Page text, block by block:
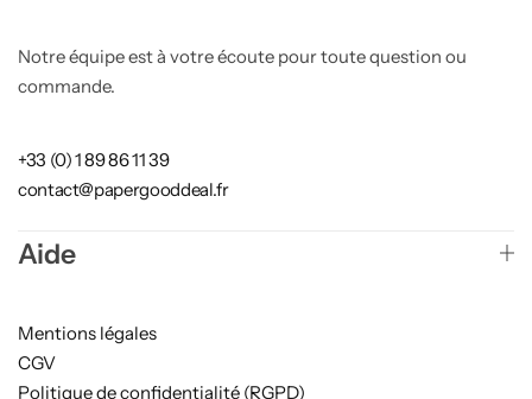
Notre équipe est à votre écoute pour toute question ou
commande.
+33 (0) 1 89 86 11 39
contact@papergooddeal.fr
Aide
Mentions légales
CGV
Politique de confidentialité (RGPD)